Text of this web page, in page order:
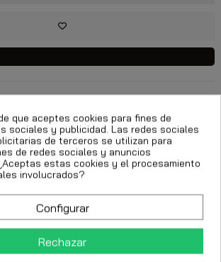
este producto también
-50%
que aceptes cookies para fines de
sociales y publicidad. Las redes sociales
de terceros se utilizan para
de redes sociales y anuncios
estas cookies y el procesamiento
involucrados?
Configurar
Rechazar